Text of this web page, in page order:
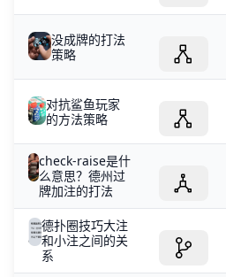
没成牌的打法
策略
对抗鲨鱼玩家
的方法策略
check-raise是什
么意思？德州过
牌加注的打法
德扑圈技巧大注
和小注之间的关
系